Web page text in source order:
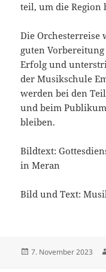
teil, um die Region
Die
guten
Erfolg und
der Musikschule
werden bei den
und beim
bleiben.
Bildtext:
in Meran
Bild und Text:
Veröffentlicht
7. November 2023